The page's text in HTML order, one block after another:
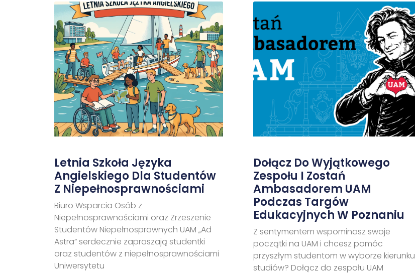
Letnia Szkoła Języka
Angielskiego Dla Studentów
Z Niepełnosprawnościami
Biuro Wsparcia Osób z
Niepełnosprawnościami oraz Zrzeszenie
Studentów Niepełnosprawnych UAM „Ad
Astra” serdecznie zapraszają studentki
oraz studentów z niepełnosprawnościami
Uniwersytetu
Dołącz Do Wyjątkowego
Zespołu I Zostań
Ambasadorem UAM
Podczas Targów
Edukacyjnych W Poznaniu
Z sentymentem wspominasz swoje
początki na UAM i chcesz pomóc
przyszłym studentom w wyborze kierunku
studiów? Dołącz do zespołu UAM